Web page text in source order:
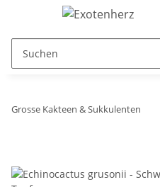
Grosse Kakteen & Sukkulenten